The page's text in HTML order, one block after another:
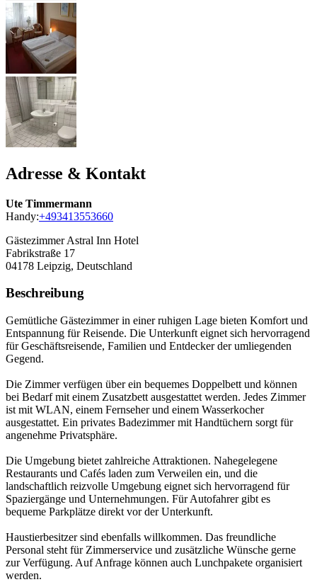
Adresse & Kontakt
Ute Timmermann
Handy:+493413553660
Gästezimmer Astral Inn Hotel
Fabrikstraße 17
04178 Leipzig, Deutschland
Beschreibung
Gemütliche Gästezimmer in einer ruhigen Lage bieten Komfort und
Entspannung für Reisende. Die Unterkunft eignet sich hervorragend
für Geschäftsreisende, Familien und Entdecker der umliegenden
Gegend.
Die Zimmer verfügen über ein bequemes Doppelbett und können
bei Bedarf mit einem Zusatzbett ausgestattet werden. Jedes Zimmer
ist mit WLAN, einem Fernseher und einem Wasserkocher
ausgestattet. Ein privates Badezimmer mit Handtüchern sorgt für
angenehme Privatsphäre.
Die Umgebung bietet zahlreiche Attraktionen. Nahegelegene
Restaurants und Cafés laden zum Verweilen ein, und die
landschaftlich reizvolle Umgebung eignet sich hervorragend für
Spaziergänge und Unternehmungen. Für Autofahrer gibt es
bequeme Parkplätze direkt vor der Unterkunft.
Haustierbesitzer sind ebenfalls willkommen. Das freundliche
Personal steht für Zimmerservice und zusätzliche Wünsche gerne
zur Verfügung. Auf Anfrage können auch Lunchpakete organisiert
werden.